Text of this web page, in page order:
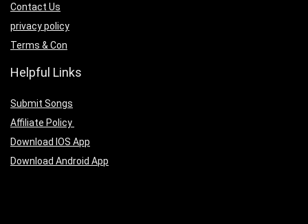
Contact Us
privacy policy
Terms & Con
Helpful Links
Submit Songs
Affiliate Policy
Download IOS App
Download Android App